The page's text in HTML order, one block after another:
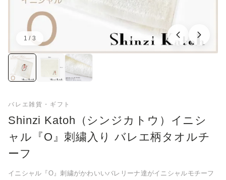
1 / 3
画像：1／3
バレエ雑貨・ギフト
Shinzi Katoh（シンジカトウ）イニシ
ャル『O』刺繍入り バレエ柄タオルチ
ーフ
イニシャル『O』刺繍がかわいいバレリーナ達がイニシャルモチーフ